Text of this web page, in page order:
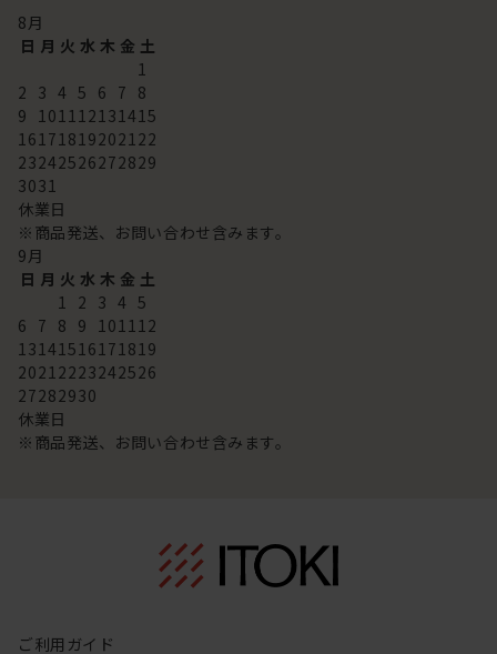
8 月
日 月 火 水 木 金 土
1
2 3 4 5 6 7 8
9
10 11 12 13 14 15
16 17 18 192021 22
23242526272829
3031
休業日
※商品発送、お問い合わせ含みます。
9 月
日 月 火 水 木 金 土
1
2 3 4 5
6 7 8 9 10 11 12
13 14 15 16 17 18 19
2021 2223242526
27282930
休業日
※商品発送、お問い合わせ含みます。
ご利用ガイド